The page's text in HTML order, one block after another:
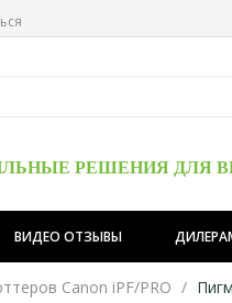
РЕШЕНИЯ ДЛЯ
ВИДЕО ОТЗЫВЫ
Canon iPF/PRO